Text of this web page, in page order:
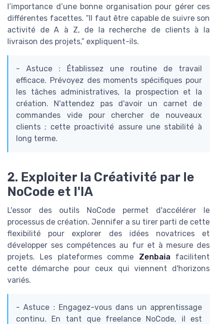
l’importance d’une bonne organisation pour gérer ces
différentes facettes. “Il faut être capable de suivre son
activité de A à Z, de la recherche de clients à la
livraison des projets,” expliquent-ils.
- Astuce : Établissez une routine de travail
efficace. Prévoyez des moments spécifiques pour
les tâches administratives, la prospection et la
création. N'attendez pas d'avoir un carnet de
commandes vide pour chercher de nouveaux
clients ; cette proactivité assure une stabilité à
long terme.
2. Exploiter la Créativité par le
NoCode et l'IA
L'essor des outils NoCode permet d'accélérer le
processus de création. Jennifer a su tirer parti de cette
flexibilité pour explorer des idées novatrices et
développer ses compétences au fur et à mesure des
projets. Les plateformes comme Zenbaia facilitent
cette démarche pour ceux qui viennent d'horizons
variés.
- Astuce : Engagez-vous dans un apprentissage
continu. En tant que freelance NoCode, il est